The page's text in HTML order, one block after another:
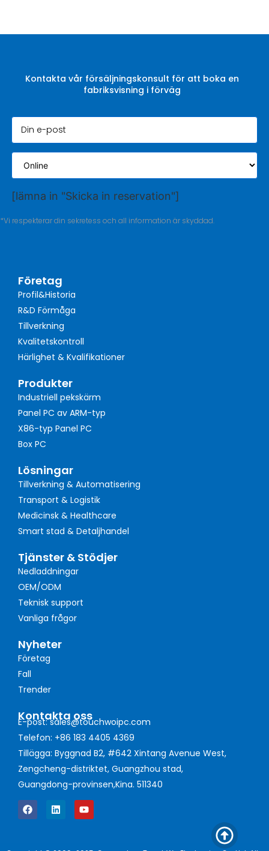
Kontakta vår försäljningskonsult för att boka en
fabriksvisning i förväg
[lämna in "Skicka in reservation"]
*Vi respekterar din sekretess och all information är skyddad.
Företag
Profil&Historia
R&D Förmåga
Tillverkning
Kvalitetskontroll
Härlighet & Kvalifikationer
Produkter
Industriell pekskärm
Panel PC av ARM-typ
X86-typ Panel PC
Box PC
Lösningar
Tillverkning & Automatisering
Transport & Logistik
Medicinsk & Healthcare
Smart stad & Detaljhandel
Tjänster & Stödjer
Nedladdningar
OEM/ODM
Teknisk support
Vanliga frågor
Nyheter
Företag
Fall
Trender
Kontakta oss
E-post: sales@touchwoipc.com
Telefon: +86 183 4405 4369
Tillägga: Byggnad B2, #642 Xintang Avenue West,
Zengcheng-distriktet, Guangzhou stad,
Guangdong-provinsen,Kina. 511340